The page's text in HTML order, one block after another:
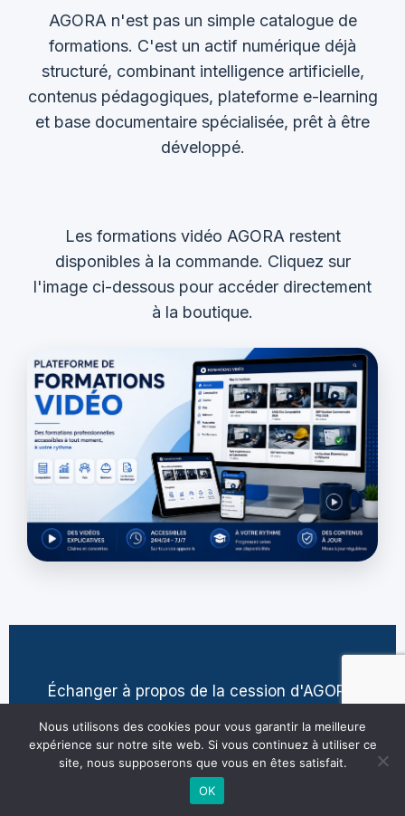
AGORA n'est pas un simple catalogue de
formations. C'est un actif numérique déjà
structuré, combinant intelligence artificielle,
contenus pédagogiques, plateforme e-learning
et base documentaire spécialisée, prêt à être
développé.
Les formations vidéo AGORA restent
disponibles à la commande. Cliquez sur
l'image ci-dessous pour accéder directement
à la boutique.
Échanger à propos de la cession d'AGORA
contact@jean-pierre-villatte.fr
Nous utilisons des cookies pour vous garantir la meilleure
expérience sur notre site web. Si vous continuez à utiliser ce
site, nous supposerons que vous en êtes satisfait.
OK